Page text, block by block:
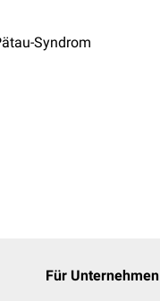
Syndrom
Für Unternehmen